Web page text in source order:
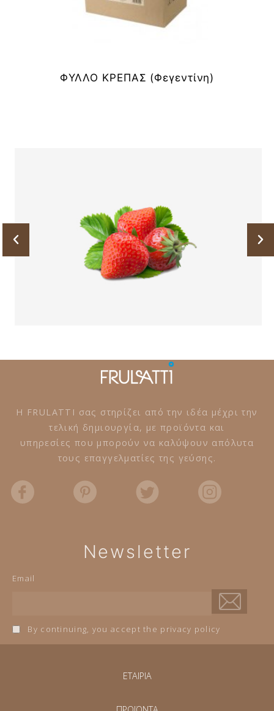
ΦΥΛΛΟ ΚΡΕΠΑΣ (Φεγεντίνη)
Η FRULATTI σας στηρίζει από την ιδέα μέχρι την
τελική δημιουργία, με προϊόντα και
υπηρεσίες που μπορούν να καλύψουν απόλυτα
τους επαγγελματίες της γεύσης.
Newsletter
Email
By continuing, you accept the privacy policy
ΕΤΑΙΡΙΑ